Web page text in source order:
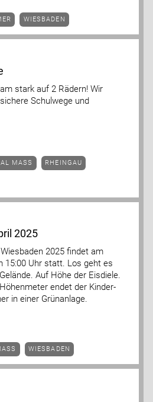
WIESBADEN
stark auf 2 Rädern! Wir
Schulwege und
MASS RHEINGAU
2025
2025 findet am
15:00 Uhr statt. Los geht es
Auf Höhe der Eisdiele.
endet der Kinder-
in einer Grünanlage.
WIESBADEN